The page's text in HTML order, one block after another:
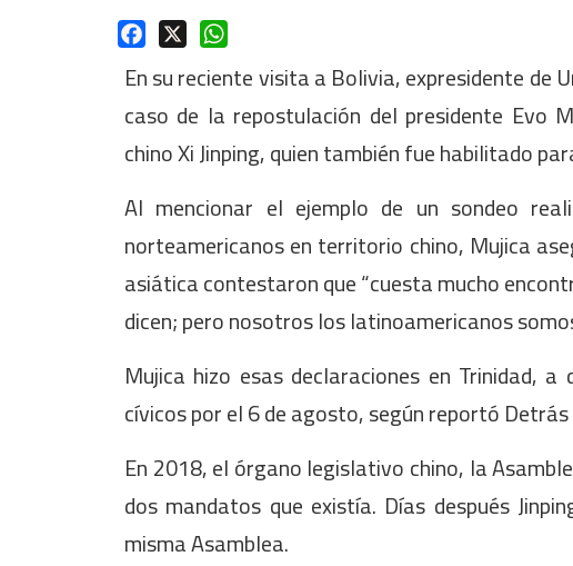
Facebook
En su reciente visita a Bolivia, expresidente de
caso de la repostulación del presidente Evo
chino Xi Jinping, quien también fue habilitado
Al mencionar el ejemplo de un sondeo
norteamericanos en territorio chino, Mujica
asiática contestaron que “cuesta mucho
dicen; pero nosotros los latinoamericanos
Mujica hizo esas declaraciones en Trinidad,
cívicos por el 6 de agosto, según reportó Detrás
En 2018, el órgano legislativo chino, la
dos mandatos que existía. Días después
misma Asamblea.